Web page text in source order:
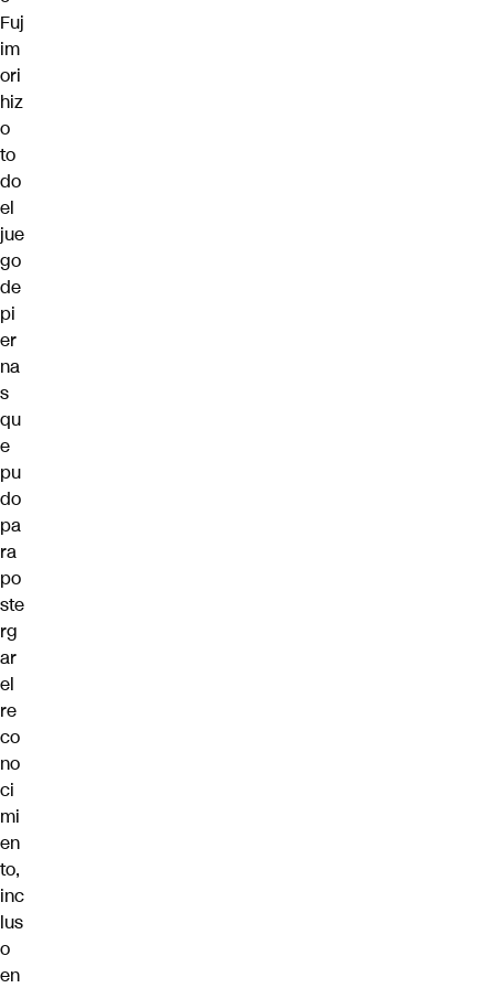
Fuj
im
ori
hiz
o
to
do
el
jue
go
de
pi
er
na
s
qu
e
pu
do
pa
ra
po
ste
rg
ar
el
re
co
no
ci
mi
en
to,
inc
lus
o
en